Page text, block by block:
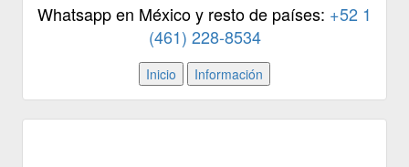
Whatsapp en México y resto de países: +52 1
(461) 228-8534